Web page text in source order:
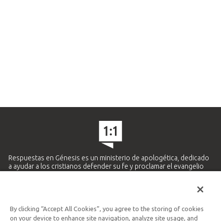
Respuestas en Génesis es un ministerio de apologética, dedicado
a ayudar a los cristianos defender su fe y proclamar el evangelio
Ministerio Hispano y Latinoamericano
By clicking “Accept All Cookies”, you agree to the storing of cookies
on your device to enhance site navigation, analyze site usage, and